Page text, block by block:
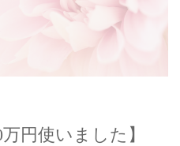
円使いました】